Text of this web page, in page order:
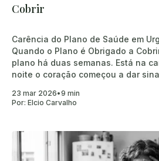
Cobrir
Carência do Plano de Saúde em
Quando o Plano é Obrigado a Cobrir Você contratou
plano há duas semanas. Está na
noite o coração começou a dar
23 mar 2026•9 min
Por: Elcio Carvalho